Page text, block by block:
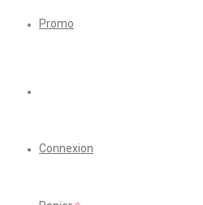
Promo
Connexion